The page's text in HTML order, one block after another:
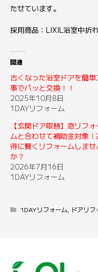
たせています。
採用商品：LIXIL浴室中
関連
古くなった浴室ドアを簡単
事でパッと交換！！
2025年10月8日
1DAYリフォーム
【玄関ドア取替】窓リフォ
ムと合わせて補助金対象！
得に賢くリフォームしませ
か？
2026年7月16日
1DAYリフォーム
1DAYリフォーム, ドアリフ